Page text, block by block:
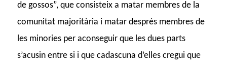
de gossos”, que consisteix a matar membres de la
comunitat majoritària i matar després membres de
les minories per aconseguir que les dues parts
s’acusin entre si i que cadascuna d’elles cregui que